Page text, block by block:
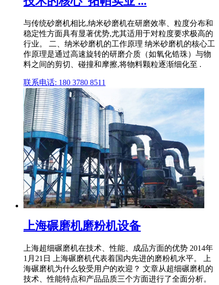
与传统砂磨机相比,纳米砂磨机在研磨效率、粒度分布和
稳定性方面具有显著优势,尤其适用于对粒度要求极高的
行业。 二、纳米砂磨机的工作原理 纳米砂磨机的核心工
作原理是通过高速旋转的研磨介质（如氧化锆珠）与物
料之间的剪切、碰撞和摩擦,将物料颗粒逐渐细化至 .
联系电话: 180 3780 8511
上海碾磨机磨粉机设备
上海超细碾磨机在技术、性能、成品方面的优势 2014年
1月21日 上海碾磨机代表着国内先进的磨粉机水平。 上
海碾磨机为什么较受用户的欢迎？ 文章从超细碾磨机的
技术、性能特点和产品品质三个方面进行了全面分析。